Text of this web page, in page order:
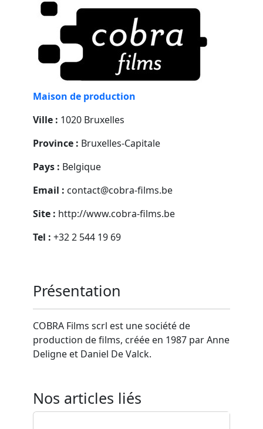
Maison de production
Ville : 1020 Bruxelles
Province : Bruxelles-Capitale
Pays : Belgique
Email : contact@cobra-films.be
Site : http://www.cobra-films.be
Tel : +32 2 544 19 69
Présentation
COBRA Films scrl est une société de
production de films, créée en 1987 par Anne
Deligne et Daniel De Valck.
Nos articles liés